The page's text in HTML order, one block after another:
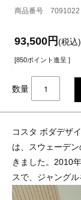
7091022
93,500円(税込)
[850ポイント進呈 ]
数量
コスタ ボダデザ
は、スウェーデ
きました。2010
スで、ジャング